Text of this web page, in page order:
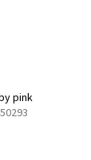
pink